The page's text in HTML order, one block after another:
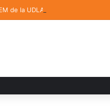
de la UDLAP destacan en el